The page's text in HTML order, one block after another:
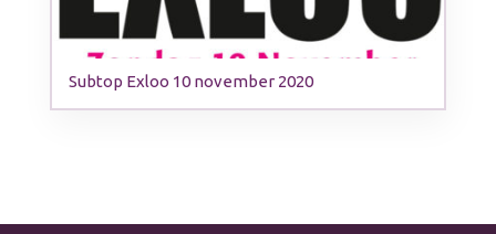
Subtop Exloo 10 november 2020